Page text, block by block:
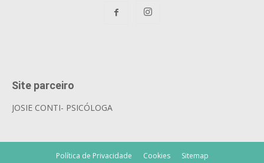
Site parceiro
JOSIE CONTI- PSICÓLOGA
Política de Privacidade Cookies Sitemap